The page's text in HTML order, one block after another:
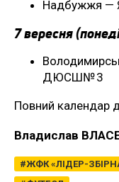
Надбужжя —
7 вересня
ДЮСШ№ 3
Повний календар
Владислав
ЖФК «ЛІДЕР-